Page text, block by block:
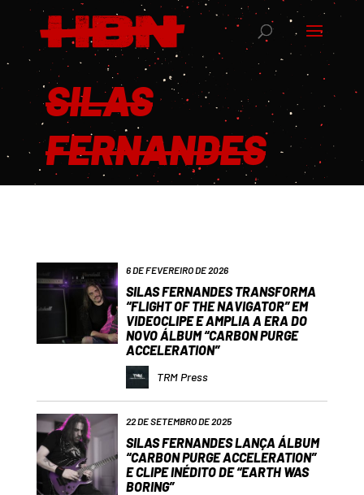
SILAS
FERNANDES
6 DE FEVEREIRO DE 2026
SILAS FERNANDES TRANSFORMA
“FLIGHT OF THE NAVIGATOR” EM
VIDEOCLIPE E AMPLIA A ERA DO
NOVO ÁLBUM “CARBON PURGE
ACCELERATION”
TRM Press
22 DE SETEMBRO DE 2025
SILAS FERNANDES LANÇA ÁLBUM
“CARBON PURGE ACCELERATION”
E CLIPE INÉDITO DE “EARTH WAS
BORING”